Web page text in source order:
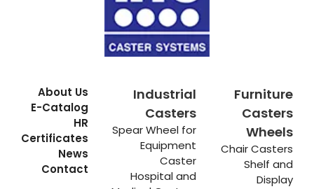
Furniture
Casters
Wheels
Chair Casters
Shelf and
Display
Industrial
Casters
Spear Wheel for
Equipment
Caster
Hospital and
About Us
E-Catalog
HR
Certificates
News
Contact